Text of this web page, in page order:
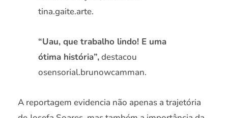
tina.gaite.arte.
“Uau, que trabalho lindo! E uma
ótima história”,destacou
osensorial.brunowcamman.
A reportagem evidencia não apenas a trajetória